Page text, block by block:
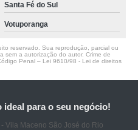
Santa Fé do Sul
Votuporanga
reservado. Sua reprodução, parcial ou
sem a autorização do autor. Crime de
Penal – Lei 9610/98 - Lei de direitos
ideal para o seu negócio!
Vila Maceno São José do Rio